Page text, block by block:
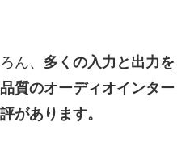
ん、 多くの入力と出力を
質のオーディオインター
があります。